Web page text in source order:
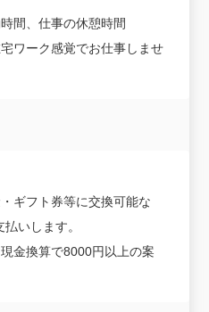
間、仕事の休憩時間
ワーク感覚でお仕事しませ
ギフト券等に交換可能な
いします。
金換算で8000円以上の案